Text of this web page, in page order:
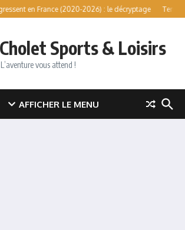
en France (2020-2026) : le décryptage Tennis
Cholet Sports & Loisirs
L’aventure vous attend !
AFFICHER LE MENU